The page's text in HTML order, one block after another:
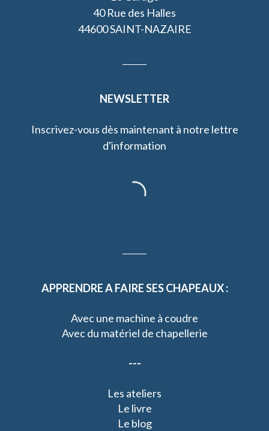
40 Rue des Halles
44600 SAINT-NAZAIRE
NEWSLETTER
Inscrivez-vous dès maintenant à notre lettre
d'information
APPRENDRE A FAIRE SES CHAPEAUX :
Avec une machine à coudre
Avec du matériel de chapellerie
---
Les ateliers
Le livre
Le blog